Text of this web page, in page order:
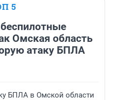
5
Омская область
атаку БПЛА
БПЛА в Омской области